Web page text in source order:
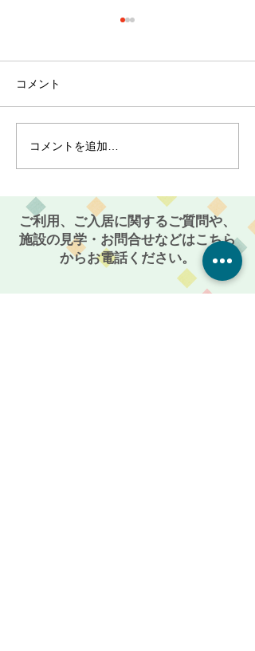
最近のブーム〜小規模多
機能ホーム麻姑の小町伊
コメント
コメントを追加…
ご利用、ご入居に関するご質問や、
施設の見学・お問合せなどはこちら
からお電話ください。